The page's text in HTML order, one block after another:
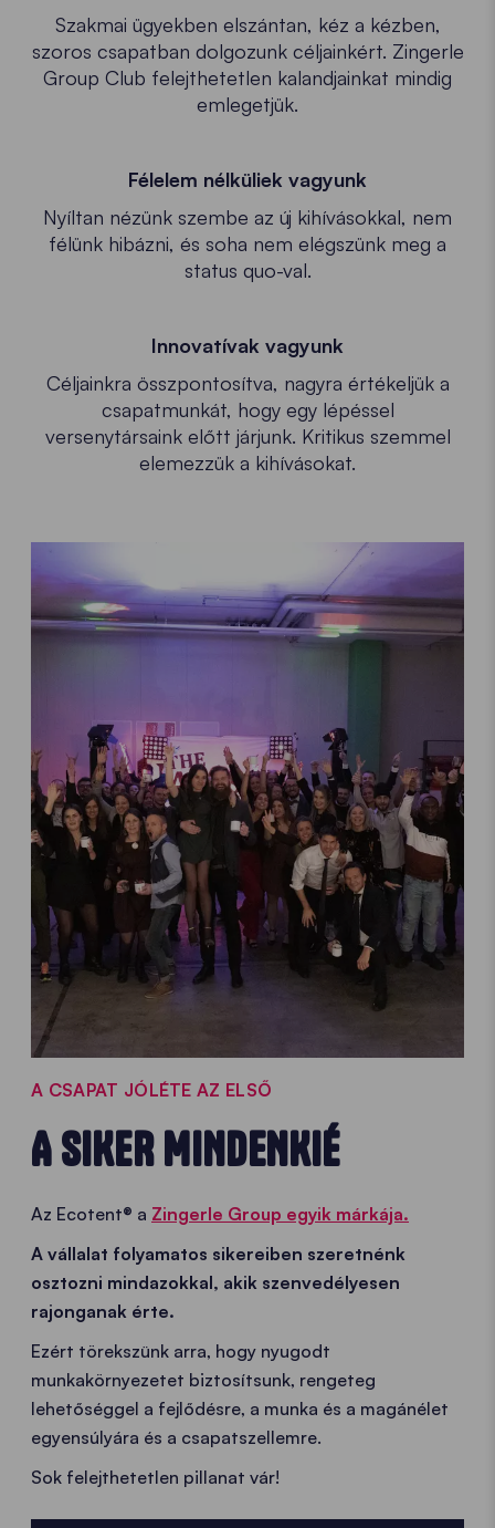
Szakmai ügyekben elszántan, kéz a kézben,
szoros csapatban dolgozunk céljainkért. Zingerle
Group Club felejthetetlen kalandjainkat mindig
emlegetjük.
Félelem nélküliek vagyunk
Nyíltan nézünk szembe az új kihívásokkal, nem
félünk hibázni, és soha nem elégszünk meg a
status quo-val.
Innovatívak vagyunk
Céljainkra összpontosítva, nagyra értékeljük a
csapatmunkát, hogy egy lépéssel
versenytársaink előtt járjunk. Kritikus szemmel
elemezzük a kihívásokat.
A CSAPAT JÓLÉTE AZ ELSŐ
A SIKER MINDENKIÉ
Az Ecotent® a Zingerle Group egyik márkája.
A vállalat folyamatos sikereiben szeretnénk
osztozni mindazokkal, akik szenvedélyesen
rajonganak érte.
Ezért törekszünk arra, hogy nyugodt
munkakörnyezetet biztosítsunk, rengeteg
lehetőséggel a fejlődésre, a munka és a magánélet
egyensúlyára és a csapatszellemre.
Sok felejthetetlen pillanat vár!